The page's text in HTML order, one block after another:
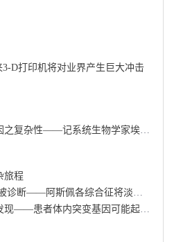
D打印机将对业界产生巨大冲击
旅程